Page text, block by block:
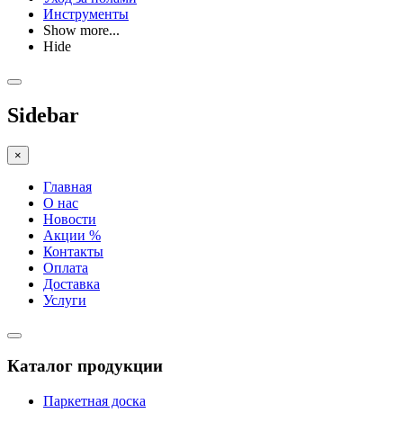
Инструменты
Show more...
Hide
Sidebar
×
Главная
О нас
Новости
Акции %
Контакты
Оплата
Доставка
Услуги
Каталог продукции
Паркетная доска